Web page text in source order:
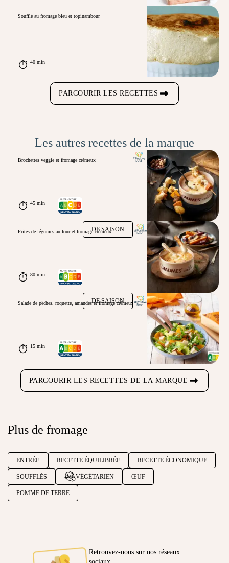
Soufflé au fromage bleu et topinambour
40 min
PARCOURIR LES RECETTES
Les autres recettes de la marque
Brochettes veggie et fromage crémeux
45 min
DE SAISON
Frites de légumes au four et fromage crémeux
80 min
DE SAISON
Salade de pêches, roquette, amandes et fromage crémeux
15 min
PARCOURIR LES RECETTES DE LA MARQUE
Plus de fromage
ENTRÉE RECETTE ÉQUILIBRÉE RECETTE ÉCONOMIQUE
SOUFFLÉS VÉGÉTARIEN ŒUF
POMME DE TERRE
Retrouvez-nous sur nos réseaux